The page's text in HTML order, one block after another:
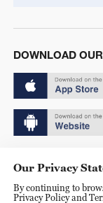
DOWNLOAD
京ICP备20000184号
Our Privacy
By continuing to
Privacy Policy and